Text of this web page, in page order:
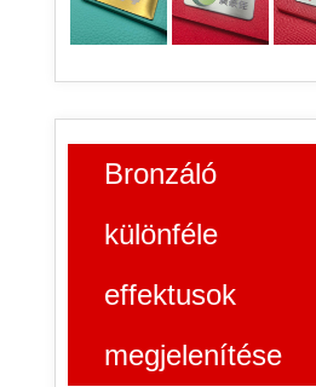
Bronzáló
különféle
effektusok
megjelenítése